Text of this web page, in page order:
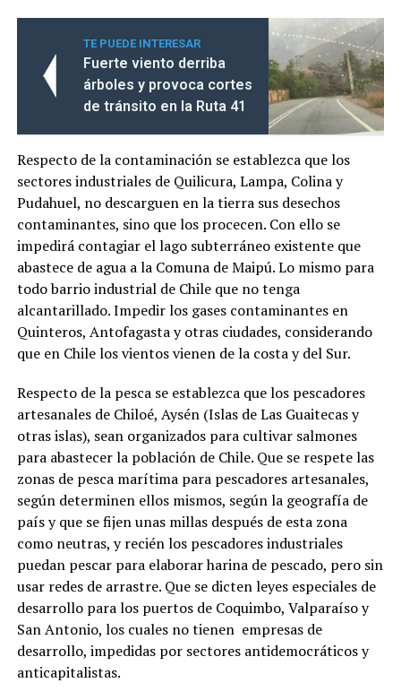
TE PUEDE INTERESAR
Fuerte viento derriba
árboles y provoca cortes
de tránsito en la Ruta 41
Respecto de la contaminación se establezca que los
sectores industriales de Quilicura, Lampa, Colina y
Pudahuel, no descarguen en la tierra sus desechos
contaminantes, sino que los procecen. Con ello se
impedirá contagiar el lago subterráneo existente que
abastece de agua a la Comuna de Maipú. Lo mismo para
todo barrio industrial de Chile que no tenga
alcantarillado. Impedir los gases contaminantes en
Quinteros, Antofagasta y otras ciudades, considerando
que en Chile los vientos vienen de la costa y del Sur.
Respecto de la pesca se establezca que los pescadores
artesanales de Chiloé, Aysén (Islas de Las Guaitecas y
otras islas), sean organizados para cultivar salmones
para abastecer la población de Chile. Que se respete las
zonas de pesca marítima para pescadores artesanales,
según determinen ellos mismos, según la geografía de
país y que se fijen unas millas después de esta zona
como neutras, y recién los pescadores industriales
puedan pescar para elaborar harina de pescado, pero sin
usar redes de arrastre. Que se dicten leyes especiales de
desarrollo para los puertos de Coquimbo, Valparaíso y
San Antonio, los cuales no tienen empresas de
desarrollo, impedidas por sectores antidemocráticos y
anticapitalistas.